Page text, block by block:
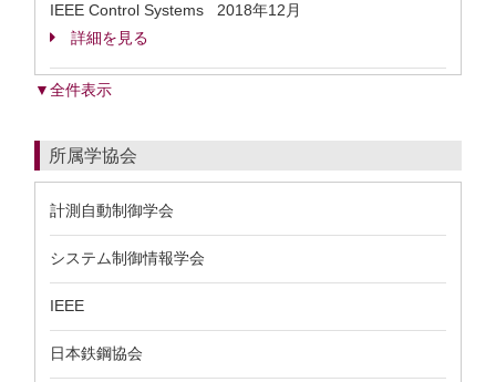
IEEE Control Systems 2018年12月
詳細を見る
▼全件表示
所属学協会
計測自動制御学会
システム制御情報学会
IEEE
日本鉄鋼協会